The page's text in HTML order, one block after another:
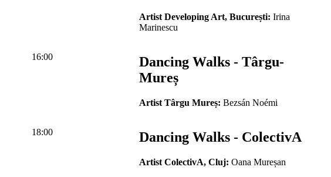
Artist Developing Art, București: Irina
Marinescu
16:00
Dancing Walks - Târgu-
Mureș
Artist Târgu Mureș: Bezsán Noémi
18:00 Dancing Walks - ColectivA
Artist ColectivA, Cluj: Oana Mureșan